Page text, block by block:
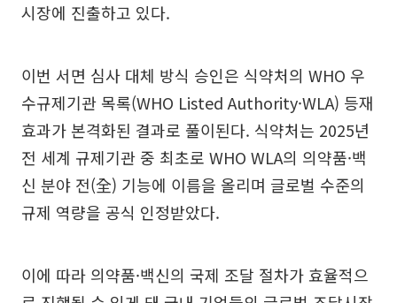
시장에 진출하고 있다.
이번 서면 심사 대체 방식 승인은 식약처의 WHO 우
수규제기관 목록(WHO Listed Authority·WLA) 등재
효과가 본격화된 결과로 풀이된다. 식약처는 2025년
전 세계 규제기관 중 최초로 WHO WLA의 의약품·백
신 분야 전(全) 기능에 이름을 올리며 글로벌 수준의
규제 역량을 공식 인정받았다.
이에 따라 의약품·백신의 국제 조달 절차가 효율적으